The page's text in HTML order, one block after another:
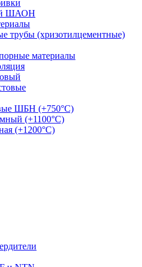
ШАОН
трубы (хризотилцементные)
материалы
ШБН (+750°С)
(+1100°С)
(+1200°С)